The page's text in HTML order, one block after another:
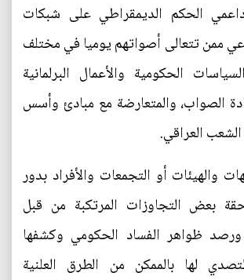
الحكم الديمقراطي على شبكات
ممن تتعالى أصواتهم يوميا في مختلف
الحكومية والأعمال البرلمانية
الصواب، والمتعارضة مع مبادئ وأسس
الشعب العراقي.
والهيئات أو التجمعات والأفراد بدور
بعض التجاوزات المرتكبة من قبل
ورصد ظواهر الفساد الحكومي وكشفها
لها بالممكن من الطرق العلنية